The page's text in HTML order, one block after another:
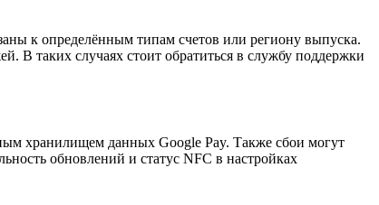
к определённым типам счетов или региону выпуска.
В таких случаях стоит обратиться в службу поддержки
хранилищем данных Google Pay. Также сбои могут
обновлений и статус NFC в настройках